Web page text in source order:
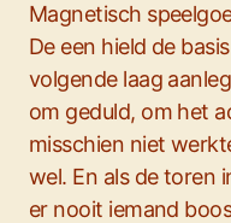
Magnetisch
De een hield de
volgende laag
om geduld, om het
misschien niet
wel. En als de toren
er nooit iemand